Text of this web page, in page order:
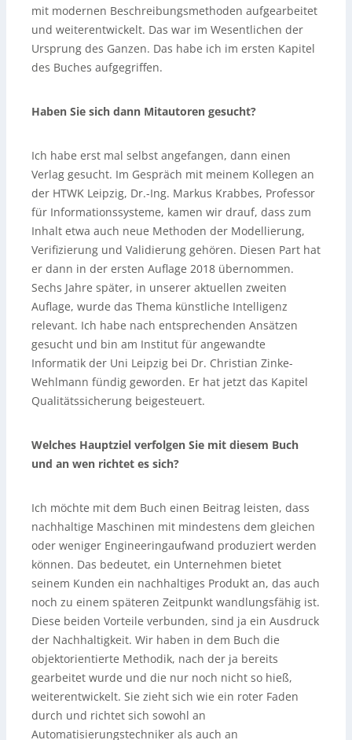
mit modernen Beschreibungsmethoden aufgearbeitet
und weiterentwickelt. Das war im Wesentlichen der
Ursprung des Ganzen. Das habe ich im ersten Kapitel
des Buches aufgegriffen.
Haben Sie sich dann Mitautoren gesucht?
Ich habe erst mal selbst angefangen, dann einen
Verlag gesucht. Im Gespräch mit meinem Kollegen an
der HTWK Leipzig, Dr.-Ing. Markus Krabbes, Professor
für Informationssysteme, kamen wir drauf, dass zum
Inhalt etwa auch neue Methoden der Modellierung,
Verifizierung und Validierung gehören. Diesen Part hat
er dann in der ersten Auflage 2018 übernommen.
Sechs Jahre später, in unserer aktuellen zweiten
Auflage, wurde das Thema künstliche Intelligenz
relevant. Ich habe nach entsprechenden Ansätzen
gesucht und bin am Institut für angewandte
Informatik der Uni Leipzig bei Dr. Christian Zinke-
Wehlmann fündig geworden. Er hat jetzt das Kapitel
Qualitätssicherung beigesteuert.
Welches Hauptziel verfolgen Sie mit diesem Buch
und an wen richtet es sich?
Ich möchte mit dem Buch einen Beitrag leisten, dass
nachhaltige Maschinen mit mindestens dem gleichen
oder weniger Engineeringaufwand produziert werden
können. Das bedeutet, ein Unternehmen bietet
seinem Kunden ein nachhaltiges Produkt an, das auch
noch zu einem späteren Zeitpunkt wandlungsfähig ist.
Diese beiden Vorteile verbunden, sind ja ein Ausdruck
der Nachhaltigkeit. Wir haben in dem Buch die
objektorientierte Methodik, nach der ja bereits
gearbeitet wurde und die nur noch nicht so hieß,
weiterentwickelt. Sie zieht sich wie ein roter Faden
durch und richtet sich sowohl an
Automatisierungstechniker als auch an